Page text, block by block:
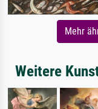
Mehr
Weitere